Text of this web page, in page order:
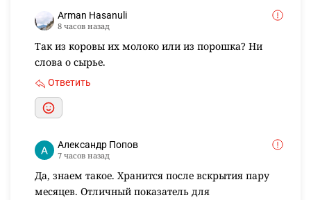
Arman Hasanuli
8 часов назад
Так из коровы их молоко или из порошка? Ни
слова о сырье.
Ответить
Александр Попов
7 часов назад
Да, знаем такое. Хранится после вскрытия пару
месяцев. Отличный показатель для